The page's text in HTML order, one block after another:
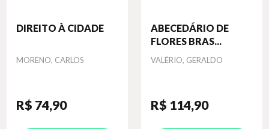
DIREITO À CIDADE
Autor
MORENO, CARLOS
R$ 74,90
ABECEDÁRIO DE
FLORES BRAS...
Autor
VALÉRIO, GERALDO
R$ 114,90